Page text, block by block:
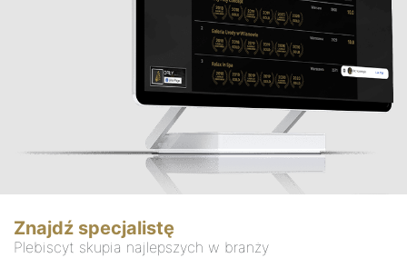
Znajdź specjalistę
Plebiscyt skupia najlepszych w branży